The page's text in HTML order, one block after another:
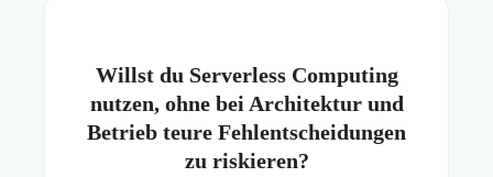
Willst du Serverless Computing
nutzen, ohne bei Architektur und
Betrieb teure Fehlentscheidungen
zu riskieren?